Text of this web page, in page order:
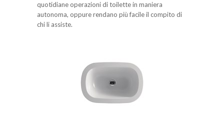
quotidiane operazioni di toilette in maniera
autonoma, oppure rendano più facile il compito di
chi li assiste.